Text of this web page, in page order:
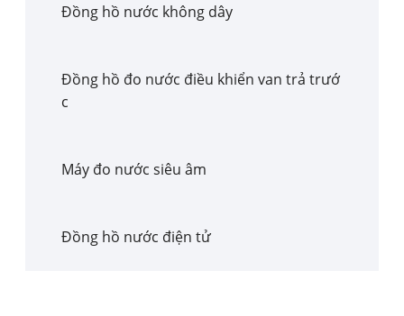
Đồng hồ nước không dây
Đồng hồ đo nước điều khiển van trả trướ
c
Máy đo nước siêu âm
Đồng hồ nước điện tử